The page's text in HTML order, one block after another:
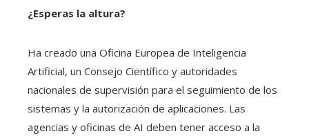
¿Esperas la altura?
Ha creado una Oficina Europea de Inteligencia
Artificial, un Consejo Científico y autoridades
nacionales de supervisión para el seguimiento de los
sistemas y la autorización de aplicaciones. Las
agencias y oficinas de AI deben tener acceso a la